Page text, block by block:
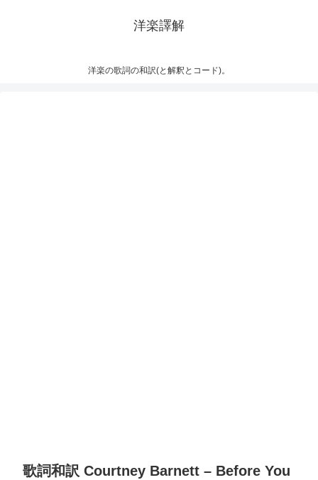
洋楽譯解
洋楽の歌詞の和訳(と解釈とコード)。
歌詞和訳 Courtney Barnett – Before You